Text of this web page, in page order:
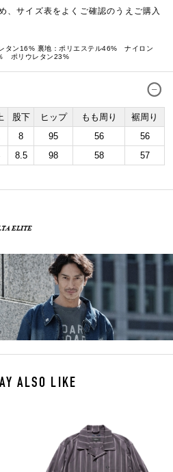
、サイズ表をよくご確認のうえご購入
タン16% 裏地：ポリエステル46% ナイロン
ポリウレタン23%
股下 ヒップ もも周り
裾周り
8 95 56
56
8.5 98 58 57
ELITE
ALSO LIKE